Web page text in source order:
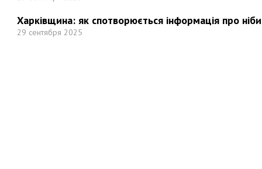
Харківщина: як спотворюється інформація про
29 сентября 2025